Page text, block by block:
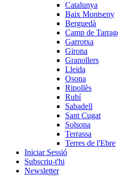
Catalunya
Baix Montseny
Berguedà
Camp de
Garrotxa
Girona
Granollers
Lleida
Osona
Ripollès
Rubí
Sabadell
Sant Cugat
Solsona
Terrassa
Terres de l'Ebre
Iniciar Sessió
Subscriu-t'hi
Newsletter